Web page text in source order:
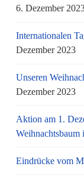
6. Dezember
Internationalen
Dezember 2023
Unseren
Dezember 2023
Aktion am 1.
Weihnachtsbaum
Eindrücke vom